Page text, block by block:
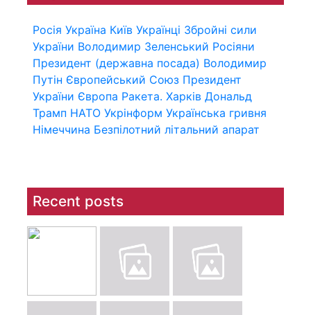
Росія Україна Київ Українці Збройні сили
України Володимир Зеленський Росіяни
Президент (державна посада) Володимир
Путін Європейський Союз Президент
України Європа Ракета. Харків Дональд
Трамп НАТО Укрінформ Українська гривня
Німеччина Безпілотний літальний апарат
Recent posts